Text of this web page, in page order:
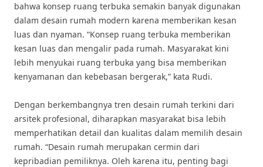
bahwa konsep ruang terbuka semakin banyak digunakan
dalam desain rumah modern karena memberikan kesan
luas dan nyaman. “Konsep ruang terbuka memberikan
kesan luas dan mengalir pada rumah. Masyarakat kini
lebih menyukai ruang terbuka yang bisa memberikan
kenyamanan dan kebebasan bergerak,” kata Rudi.
Dengan berkembangnya tren desain rumah terkini dari
arsitek profesional, diharapkan masyarakat bisa lebih
memperhatikan detail dan kualitas dalam memilih desain
rumah. “Desain rumah merupakan cermin dari
kepribadian pemiliknya. Oleh karena itu, penting bagi